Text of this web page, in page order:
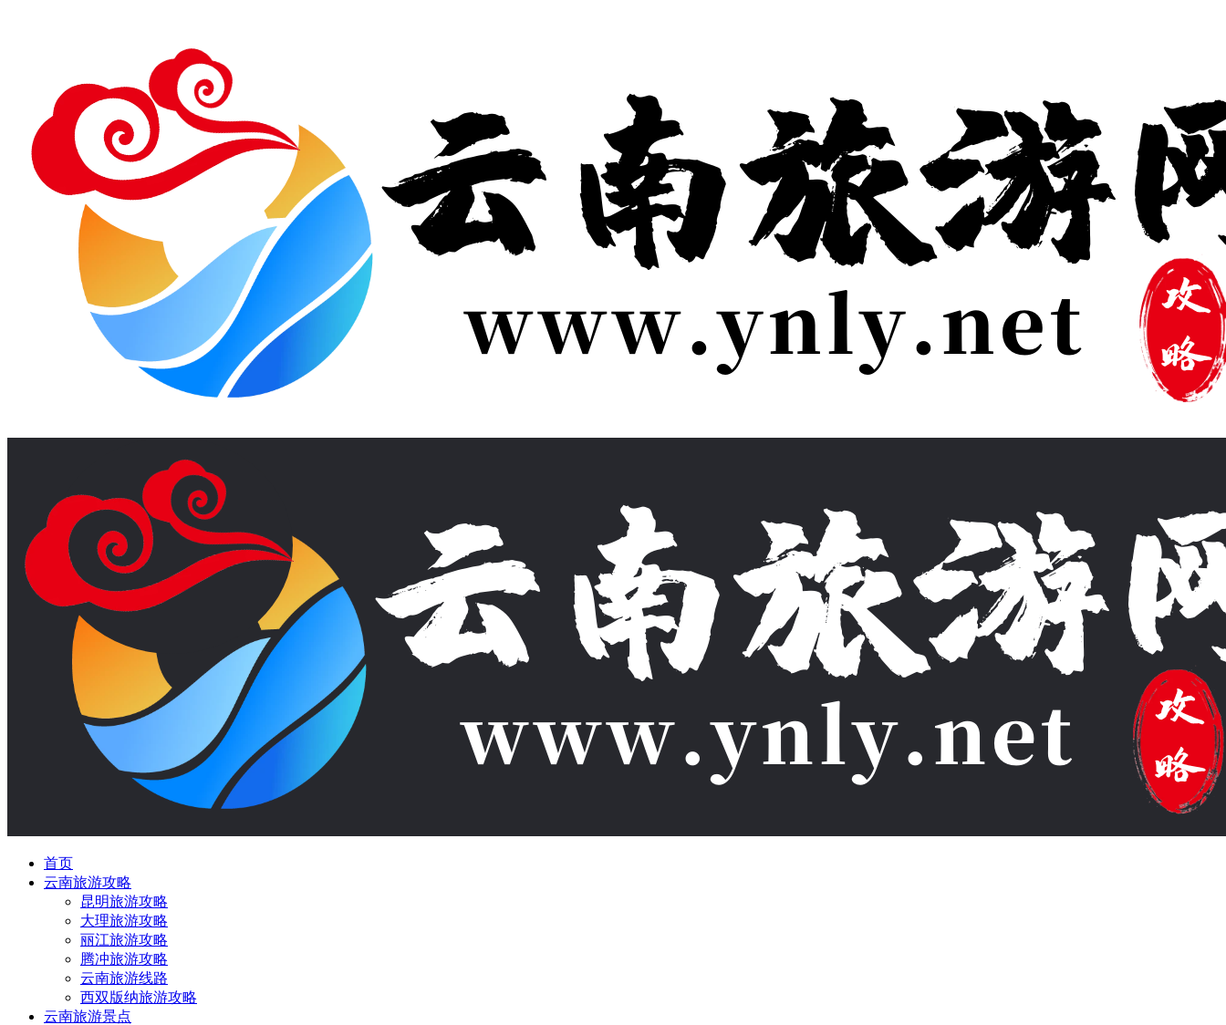
首页
云南旅游攻略
昆明旅游攻略
大理旅游攻略
丽江旅游攻略
腾冲旅游攻略
云南旅游线路
西双版纳旅游攻略
云南旅游景点